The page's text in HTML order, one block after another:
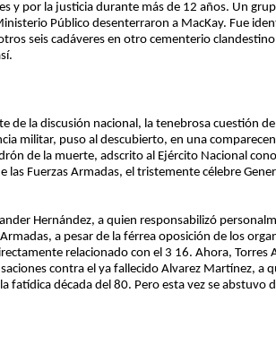
y por la justicia durante más de 12 años. Un
Público desenterraron a MacKay. Fue
seis cadáveres en otro cementerio
de la discusión nacional, la tenebrosa cuestión
militar, puso al descubierto, en una
de la muerte, adscrito al Ejército Nacional
las Fuerzas Armadas, el tristemente célebre
Hernández, a quien responsabilizó
a pesar de la férrea oposición de los
relacionado con el 3 16. Ahora, Torres
contra el ya fallecido Alvarez Martínez, a
fatídica década del 80. Pero esta vez se abstuvo